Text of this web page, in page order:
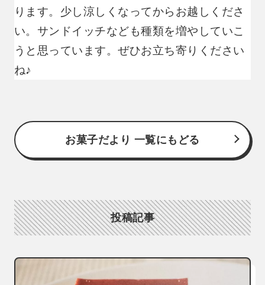
ります。少し涼しくなってからお越しくださ
い。サンドイッチなども種類を増やしていこ
うと思っています。ぜひお立ち寄りください
ね♪
お菓子だより 一覧にもどる
投稿記事